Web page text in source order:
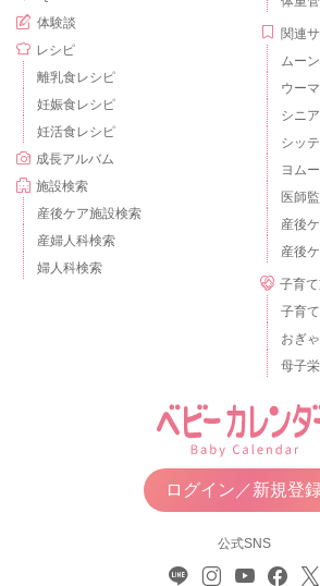
体験談
レシピ
離乳食レシピ
妊娠食レシピ
妊活食レシピ
成長アルバム
施設検索
産後ケア施設検索
産婦人科検索
婦人科検索
関連
ムー
ウー
シニ
シッ
ヨム
医師
産後
産後
子育
子育
おぎ
母子
ログイン／新規登
公式SNS